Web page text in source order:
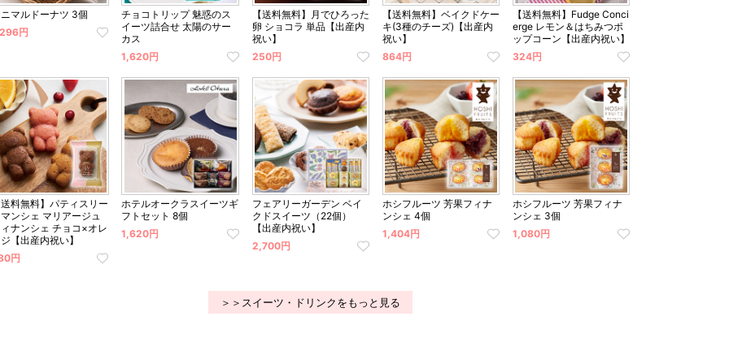
マルドーナツ 3個
円
チョコトリップ 魅惑のス
イーツ詰合せ 太陽のサー
カス
1,620円
【送料無料】月でひろった
卵 ショコラ 単品【出産内
祝い】
250円
【送料無料】ベイクドケー
キ(3種のチーズ)【出産内
祝い】
864円
【送料無料】Fudge Conci
erge レモン＆はちみつポ
ップコーン【出産内祝い】
324円
料無料】パティスリー
ンシェ マリアージュ
ナンシェ チョコ×オレ
【出産内祝い】
円
ホテルオークラスイーツギ
フトセット 8個
1,620円
フェアリーガーデン ベイ
クドスイーツ（22個）
【出産内祝い】
2,700円
ホシフルーツ 芳果フィナ
ンシェ 4個
1,404円
ホシフルーツ 芳果フィナ
ンシェ 3個
1,080円
＞＞スイーツ・ドリンクをもっと見る